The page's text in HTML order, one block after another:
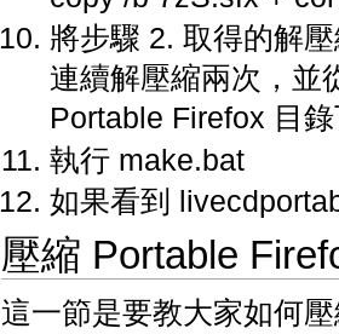
將步驟 2. 取得的解
連續解壓縮兩次，並
Portable Firefox 目
執行 make.bat
如果看到
壓縮 Portable
這一節是要教大家如何